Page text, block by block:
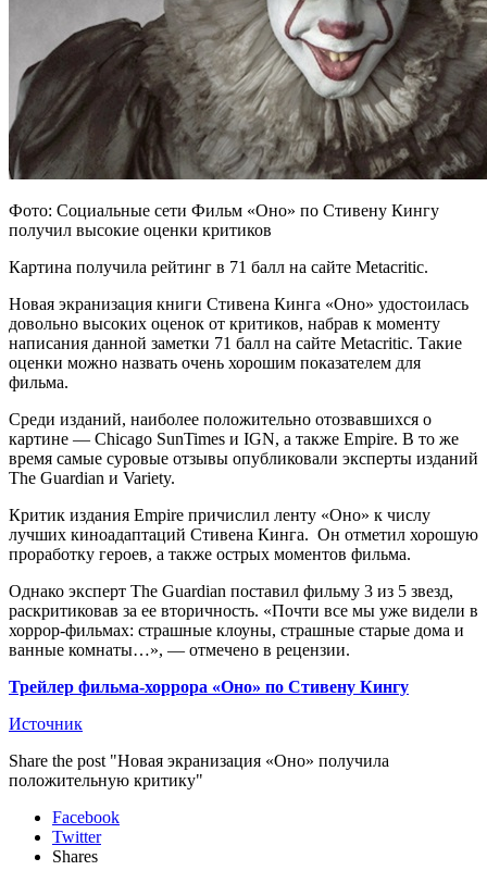
Фото: Социальные сети Фильм «Оно» по Стивену Кингу
получил высокие оценки критиков
Картина получила рейтинг в 71 балл на сайте Metacritic.
Новая экранизация книги Стивена Кинга «Оно» удостоилась
довольно высоких оценок от критиков, набрав к моменту
написания данной заметки 71 балл на сайте Metacritic. Такие
оценки можно назвать очень хорошим показателем для
фильма.
Среди изданий, наиболее положительно отозвавшихся о
картине — Chicago SunTimes и IGN, а также Empire. В то же
время самые суровые отзывы опубликовали эксперты изданий
The Guardian и Variety.
Критик издания Empire причислил ленту «Оно» к числу
лучших киноадаптаций Стивена Кинга. Он отметил хорошую
проработку героев, а также острых моментов фильма.
Однако эксперт The Guardian поставил фильму 3 из 5 звезд,
раскритиковав за ее вторичность. «Почти все мы уже видели в
хоррор-фильмах: страшные клоуны, страшные старые дома и
ванные комнаты…», — отмечено в рецензии.
Трейлер фильма-хоррора «Оно» по Стивену Кингу
Источник
Share the post "Новая экранизация «Оно» получила
положительную критику"
Facebook
Twitter
Shares